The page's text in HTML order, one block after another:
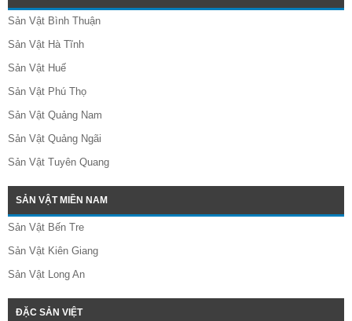
Sản Vật Bình Thuận
Sản Vật Hà Tĩnh
Sản Vật Huế
Sản Vật Phú Thọ
Sản Vật Quảng Nam
Sản Vật Quảng Ngãi
Sản Vật Tuyên Quang
SẢN VẬT MIỀN NAM
Sản Vật Bến Tre
Sản Vật Kiên Giang
Sản Vật Long An
ĐẶC SẢN VIỆT